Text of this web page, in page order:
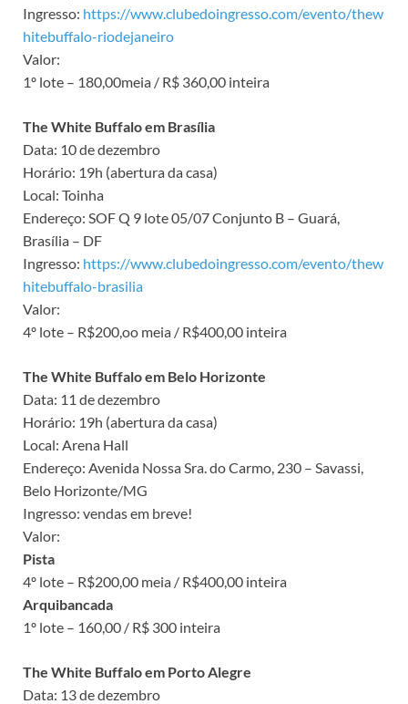
Ingresso: https://www.clubedoingresso.com/evento/thew
hitebuffalo-riodejaneiro
Valor:
1º lote – 180,00meia / R$ 360,00 inteira
The White Buffalo em Brasília
Data: 10 de dezembro
Horário: 19h (abertura da casa)
Local: Toinha
Endereço: SOF Q 9 lote 05/07 Conjunto B – Guará,
Brasília – DF
Ingresso: https://www.clubedoingresso.com/evento/thew
hitebuffalo-brasilia
Valor:
4º lote – R$200,oo meia / R$400,00 inteira
The White Buffalo em Belo Horizonte
Data: 11 de dezembro
Horário: 19h (abertura da casa)
Local: Arena Hall
Endereço: Avenida Nossa Sra. do Carmo, 230 – Savassi,
Belo Horizonte/MG
Ingresso: vendas em breve!
Valor:
Pista
4º lote – R$200,00 meia / R$400,00 inteira
Arquibancada
1º lote – 160,00 / R$ 300 inteira
The White Buffalo em Porto Alegre
Data: 13 de dezembro